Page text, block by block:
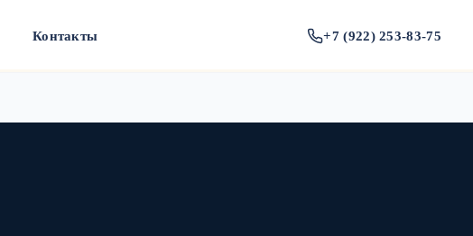
Контакты +7 (922) 253-83-75